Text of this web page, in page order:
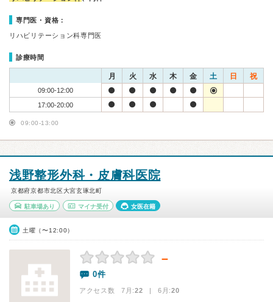
専門医・資格：
リハビリテーション科専門医
診療時間
月 火 水 木 金 土 日 祝
09:00-12:00
17:00-20:00
09:00-13:00
浅野整形外科・皮膚科医院
京都府京都市北区大宮玄琢北町
駐車場あり マイナ受付 女医在籍
土曜（〜12:00）
－
0件
アクセス数 7月:22 | 6月:20